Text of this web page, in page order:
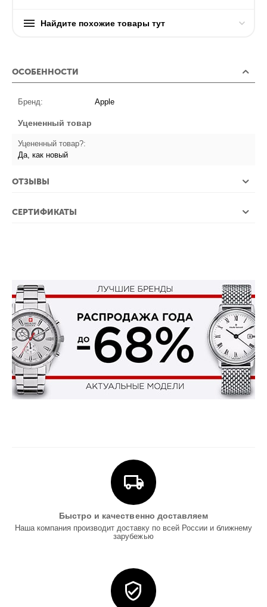
Найдите похожие товары тут
ОСОБЕННОСТИ
Бренд: Apple
Уцененный товар
Уцененный товар?:
Да, как новый
ОТЗЫВЫ
СЕРТИФИКАТЫ
Быстро и качественно доставляем
Наша компания производит доставку по всей России и ближнему
зарубежью